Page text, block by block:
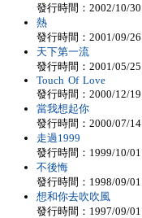
發行時間：2002/10/30
熱
發行時間：2001/09/26
天下第一流
發行時間：2001/05/25
Touch Of Love
發行時間：2000/12/19
當我想起你
發行時間：2000/07/14
走過1999
發行時間：1999/10/01
不後悔
發行時間：1998/09/01
想和你去吹吹風
發行時間：1997/09/01